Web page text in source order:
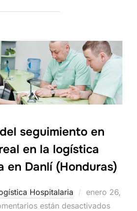
seguimiento en
en la logística
en Danlí (Honduras)
Hospitalaria
Publicado
el
enero 26,
están desactivados